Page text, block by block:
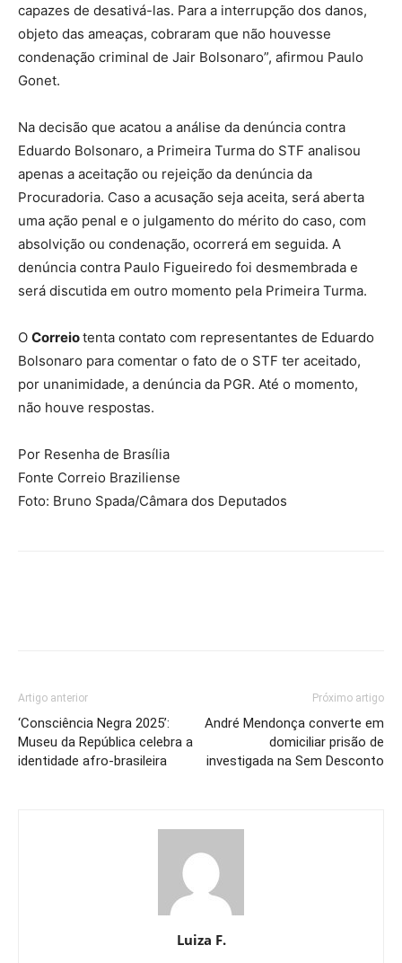
capazes de desativá-las. Para a interrupção dos danos,
objeto das ameaças, cobraram que não houvesse
condenação criminal de Jair Bolsonaro”, afirmou Paulo
Gonet.
Na decisão que acatou a análise da denúncia contra
Eduardo Bolsonaro, a Primeira Turma do STF analisou
apenas a aceitação ou rejeição da denúncia da
Procuradoria. Caso a acusação seja aceita, será aberta
uma ação penal e o julgamento do mérito do caso, com
absolvição ou condenação, ocorrerá em seguida. A
denúncia contra Paulo Figueiredo foi desmembrada e
será discutida em outro momento pela Primeira Turma.
O Correiotenta contato com representantes de Eduardo
Bolsonaro para comentar o fato de o STF ter aceitado,
por unanimidade, a denúncia da PGR. Até o momento,
não houve respostas.
Por Resenha de Brasília
Fonte Correio Braziliense
Foto: Bruno Spada/Câmara dos Deputados
Artigo anterior
‘Consciência Negra 2025’:
Museu da República celebra a
identidade afro-brasileira
Próximo artigo
André Mendonça converte em
domiciliar prisão de
investigada na Sem Desconto
Luiza F.